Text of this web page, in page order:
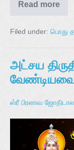
Read more
Filed under: பொது
அட்சய
ஸ்ரீ பிரணவ